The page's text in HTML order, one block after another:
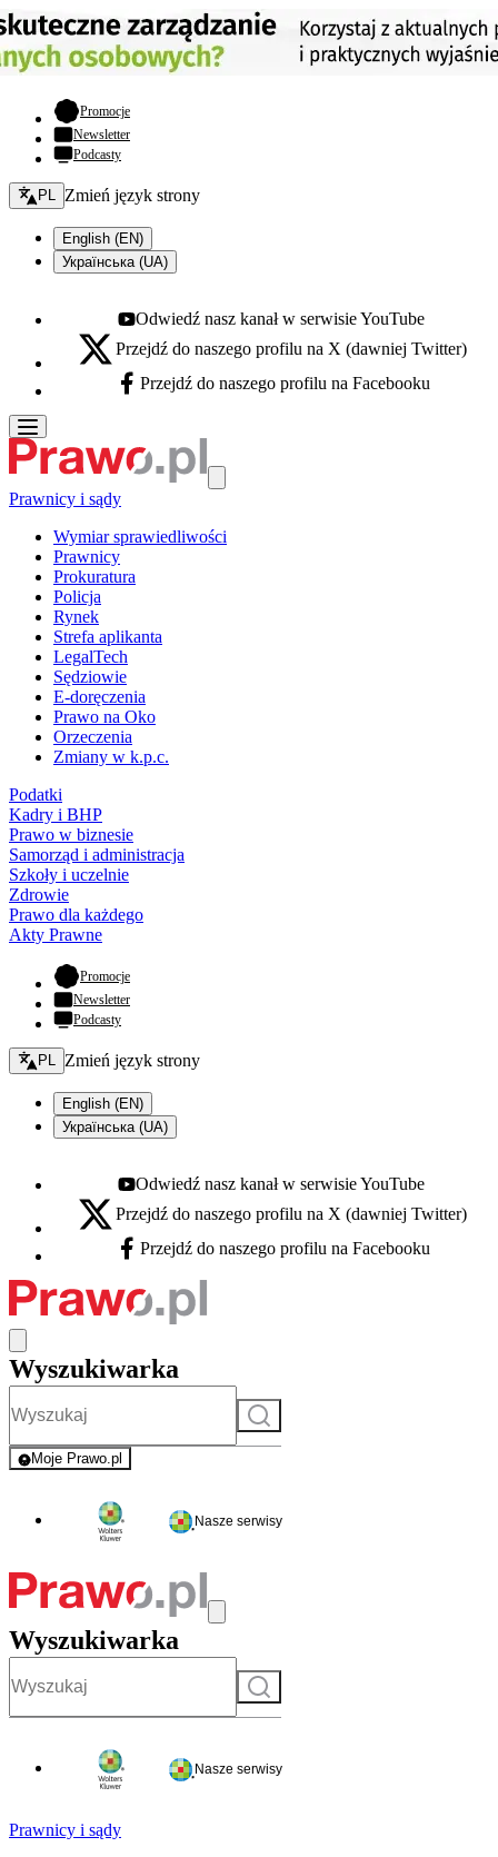
Promocje- otwiera się w nowej karcie
Newsletter
Podcasty
Zmień język - bieżący:
PL Zmień język strony
English (EN)
Українська (UA)
Youtube - otwiera się w nowej karcie
Odwiedź nasz kanał w serwisie YouTube
X - otwiera się w nowej karcie
Przejdź do naszego profilu na X (dawniej Twitter)
Facebook - otwiera się w nowej karcie
Przejdź do naszego profilu na Facebooku
Prawnicy i sądy
Wymiar sprawiedliwości
Prawnicy
Prokuratura
Policja
Rynek
Strefa aplikanta
LegalTech
Sędziowie
E-doręczenia
Prawo na Oko
Orzeczenia
Zmiany w k.p.c.
Podatki
Kadry i BHP
Prawo w biznesie
Samorząd i administracja
Szkoły i uczelnie
Zdrowie
Prawo dla każdego
Akty Prawne
Promocje- otwiera się w nowej karcie
Newsletter
Podcasty
Zmień język - bieżący:
PL Zmień język strony
English (EN)
Українська (UA)
Youtube - otwiera się w nowej karcie
Odwiedź nasz kanał w serwisie YouTube
X - otwiera się w nowej karcie
Przejdź do naszego profilu na X (dawniej Twitter)
Facebook - otwiera się w nowej karcie
Przejdź do naszego profilu na Facebooku
Wyszukiwarka
Szukaj
Moje Prawo.pl
- rejestracja i logowanie do serwisu
Nasze serwisy
Wyszukiwarka
Szukaj
Nasze serwisy
Prawnicy i sądy